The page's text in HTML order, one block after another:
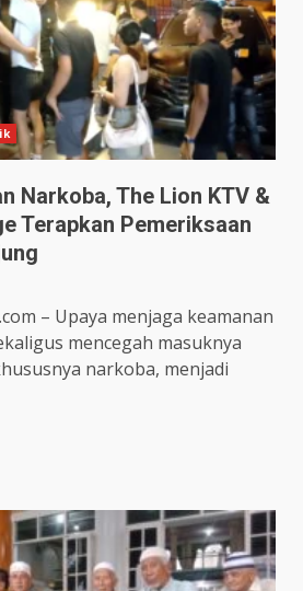
Narkoba, The Lion KTV &
Terapkan Pemeriksaan
– Upaya menjaga keamanan
mencegah masuknya
narkoba, menjadi